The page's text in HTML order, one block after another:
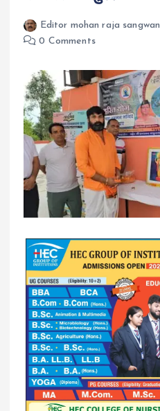
Editor mohan raja sangwan
0 Comments